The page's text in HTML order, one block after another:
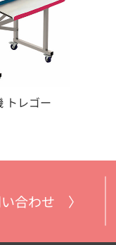
トレゴー
合わせ 〉